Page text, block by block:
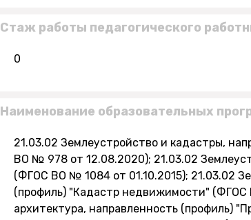
Стаж работы педагогического
0
Наименование образовательных
21.03.02 Землеустройство и кадастры,
ВО № 978 от 12.08.2020); 21.03.02
(ФГОС ВО № 1084 от 01.10.2015); 21.03.02
(профиль) "Кадастр недвижимости"
архитектура, направленность (профиль)